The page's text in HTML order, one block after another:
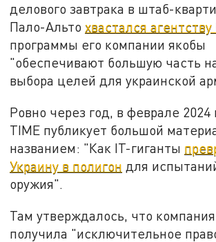
делового завтрака в штаб-
Пало-Альто хвастался
программы его компании якобы
"обеспечивают большую часть
выбора целей для украинской
Ровно через год, в феврале 2024
TIME публикует большой
названием: "Как IT-гиганты
Украину в полигон для
оружия".
Там утверждалось, что
получила "исключительное